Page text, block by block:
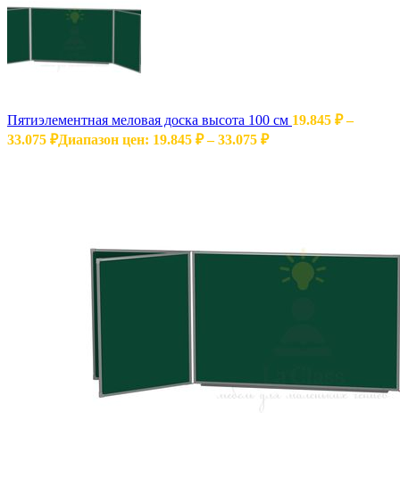
Пятиэлементная меловая доска высота 100 см 19.845 ₽ –
33.075 ₽Диапазон цен: 19.845 ₽ – 33.075 ₽